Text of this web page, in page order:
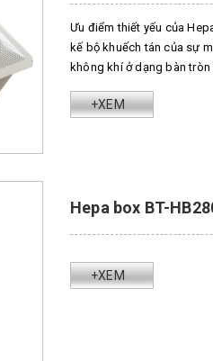
Ưu điểm thiết yếu của
kế bộ khuếch tán của sự
không khí ở dạng bàn tròn
+XEM
Hepa box BT-
+XEM